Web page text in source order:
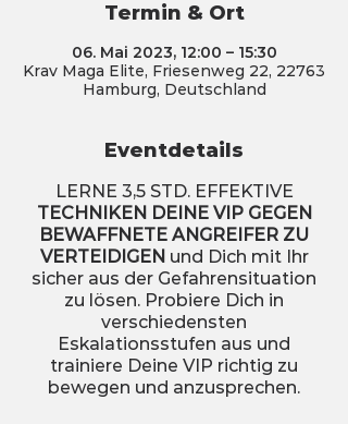
Termin & Ort
06. Mai 2023, 12:00 – 15:30
Krav Maga Elite, Friesenweg 22, 22763
Hamburg, Deutschland
Eventdetails
LERNE 3,5 STD. EFFEKTIVE
TECHNIKEN DEINE VIP GEGEN
BEWAFFNETE ANGREIFER ZU
VERTEIDIGEN und Dich mit Ihr
sicher aus der Gefahrensituation
zu lösen. Probiere Dich in
verschiedensten
Eskalationsstufen aus und
trainiere Deine VIP richtig zu
bewegen und anzusprechen.